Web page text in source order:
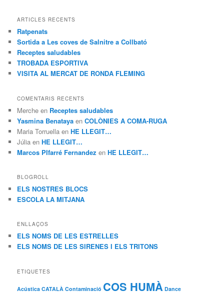
ARTICLES RECENTS
Ratpenats
Sortida a Les coves de Salnitre a Collbató
Receptes saludables
TROBADA ESPORTIVA
VISITA AL MERCAT DE RONDA FLEMING
COMENTARIS RECENTS
Merche en Receptes saludables
Yasmina Benataya enCOLÒNIES A COMA-RUGA
Maria Torruella enHE LLEGIT…
Júlia enHE LLEGIT…
Marcos PIfarré Fernandez enHE LLEGIT…
BLOGROLL
ELS NOSTRES BLOCS
ESCOLA LA MITJANA
ENLLAÇOS
ELS NOMS DE LES ESTRELLES
ELS NOMS DE LES SIRENES I ELS TRITONS
ETIQUETES
Acústica CATALÀ Contaminació COS HUMÀ Dance